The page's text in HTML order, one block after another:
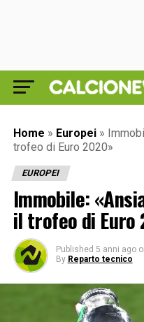
Home » Europei »
trofeo di Euro 2020»
EUROPEI
Immobile:
il trofeo di Euro
Published 5 anni ago
By Reparto tecnico